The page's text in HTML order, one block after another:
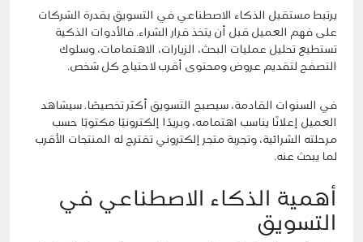
يرتبط مستقبل الذكاء الاصطناعي في التسويق بقدرة الشركات
على فهم العميل قبل أن يتخذ قرار الشراء. فالأدوات الذكية
تستطيع تحليل عمليات البحث، الزيارات، الاهتمامات، وسلوك
التصفح لتقديم عروض ومحتوى أقرب لاحتياج كل شخص.
في السنوات القادمة، سيصبح التسويق أكثر تخصيصًا. سيشاهد
العميل إعلانًا يناسب اهتمامه، وبريدًا إلكترونيًا مكتوبًا حسب
مرحلته الشرائية، وتجربة متجر إلكتروني تقترح له المنتجات الأقرب
لما يبحث عنه.
أهمية الذكاء الاصطناعي في
التسويق